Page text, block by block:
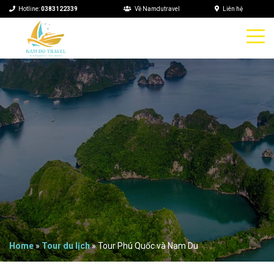
Hotline:0383122339 Về Namdutravel Liên hệ
Home»Tour du lịch»Tour Phú Quốc và Nam Du